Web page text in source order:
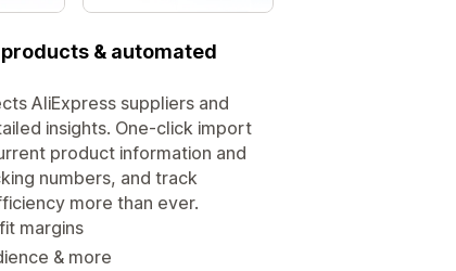
& automated
AliExpress suppliers and
insights. One-click import
product information and
numbers, and track
more than ever.
margins
& more